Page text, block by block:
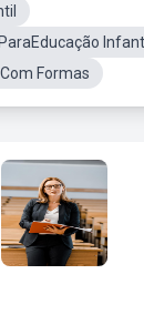
Formas